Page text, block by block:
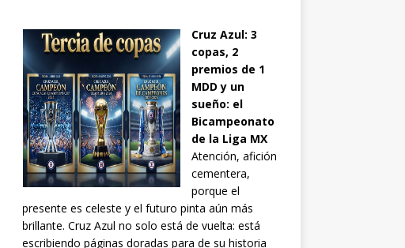
Cruz Azul: 3
copas, 2
premios de 1
MDD y un
sueño: el
Bicampeonato
de la Liga MX
Atención, afición
cementera,
porque el
presente es celeste y el futuro pinta aún más
brillante. Cruz Azul no solo está de vuelta: está
escribiendo páginas doradas para de su historia